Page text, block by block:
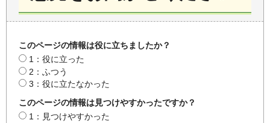
このページの情報は役に立ちましたか？
1：役に立った
2：ふつう
3：役に立たなかった
このページの情報は見つけやすかったですか？
1：見つけやすかった